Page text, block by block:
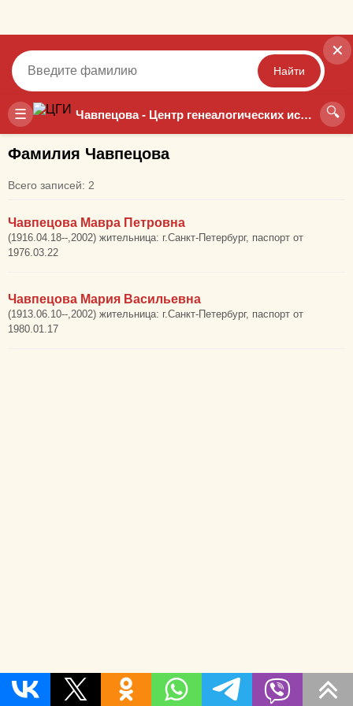
☰ Чавпецова - Центр генеалогических исследований 🔍
✕
Найти
Точный Неточный
Фамилия Чавпецова
Всего записей: 2
Чавпецова Мавра Петровна
(1916.04.18--,2002) жительница: г.Санкт-Петербург, паспорт от
1976.03.22
Чавпецова Мария Васильевна
(1913.06.10--,2002) жительница: г.Санкт-Петербург, паспорт от
1980.01.17